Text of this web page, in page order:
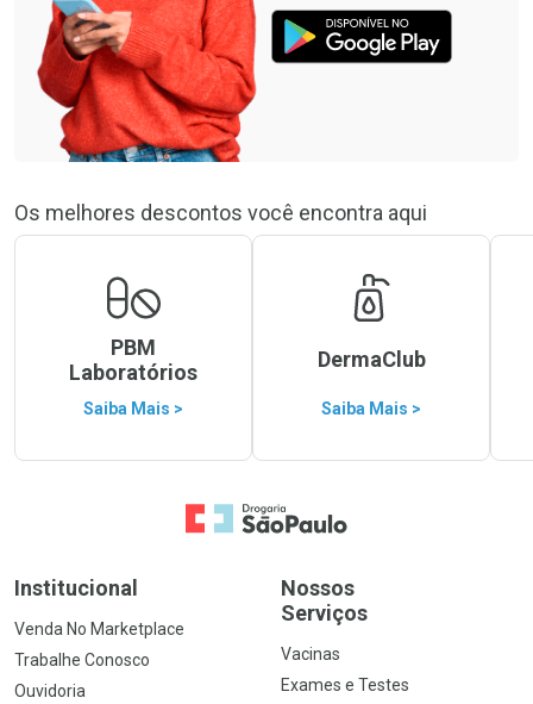
Os melhores descontos você encontra aqui
PBM
Laboratórios
Saiba Mais >
DermaClub
Saiba Mais >
Ir para a Home
Institucional
Venda No Marketplace
Trabalhe Conosco
Ouvidoria
Nossos
Serviços
Vacinas
Exames e Testes